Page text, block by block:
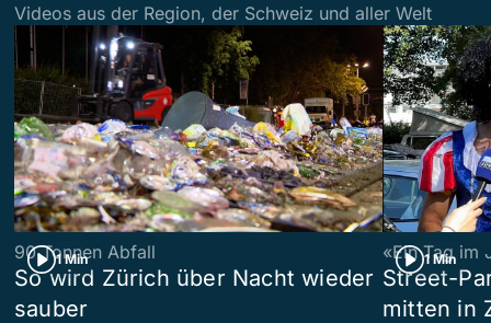
Videos aus der Region, der Schweiz und aller Welt
1 Min
90 Tonnen Abfall
So wird Zürich über Nacht wieder
sauber
1 Min
«Ein Tag im
Street-
mitten in